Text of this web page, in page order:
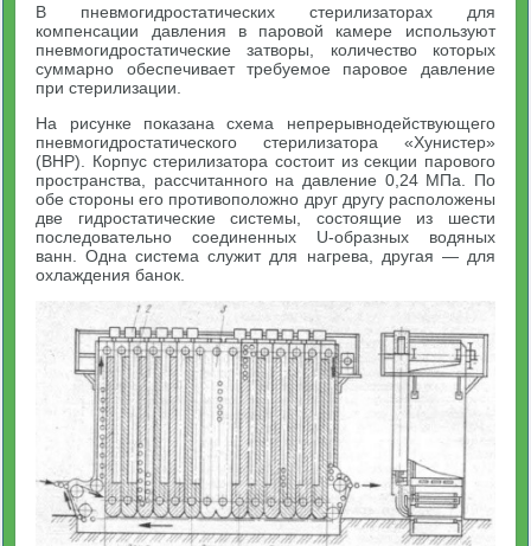
В пневмогидростатических стерилизаторах для
компенсации давления в паровой камере используют
пневмогидростатические затворы, количество которых
суммарно обеспечивает требуемое паровое давление
при стерилизации.
На рисунке показана схема непрерывнодействующего
пневмогидростатического стерилизатора «Хунистер»
(ВНР). Корпус стерилизатора состоит из секции парового
пространства, рассчитанного на давление 0,24 МПа. По
обе стороны его противоположно друг другу расположены
две гидростатические системы, состоящие из шести
последовательно соединенных U-образных водяных
ванн. Одна система служит для нагрева, другая — для
охлаждения банок.